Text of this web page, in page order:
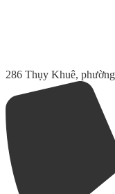
286 Thụy Khuê,